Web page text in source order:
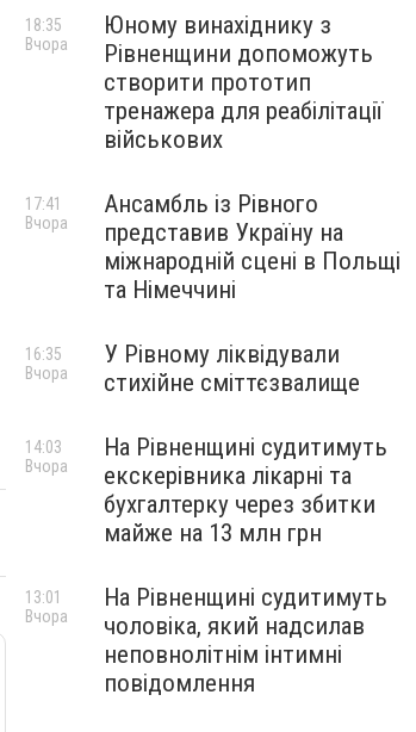
Юному винахіднику з
Рівненщини допоможуть
створити прототип
тренажера для реабілітації
військових
18:35
Вчора
Ансамбль із Рівного
представив Україну на
міжнародній сцені в Польщі
та Німеччині
17:41
Вчора
У Рівному ліквідували
стихійне сміттєзвалище
16:35
Вчора
На Рівненщині судитимуть
екскерівника лікарні та
бухгалтерку через збитки
майже на 13 млн грн
14:03
Вчора
На Рівненщині судитимуть
чоловіка, який надсилав
неповнолітнім інтимні
повідомлення
13:01
Вчора